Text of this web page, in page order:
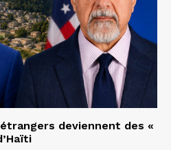
deviennent des «